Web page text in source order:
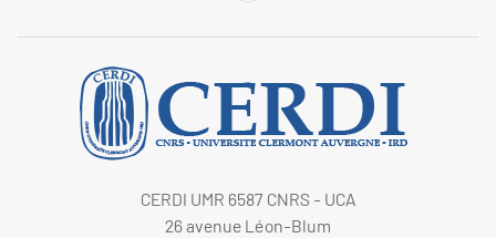
CERDI UMR 6587 CNRS - UCA
26 avenue Léon-Blum